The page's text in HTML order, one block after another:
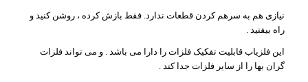
نیازی هم به سرهم کردن قطعات ندارد. فقط بازش کرده ، روشن کنید و
راه بیفتید .
این فلزیاب قابلیت تفکیک فلزات را دارا می باشد . و می تواند فلزات
گران بها را از سایر فلزات جدا کند .